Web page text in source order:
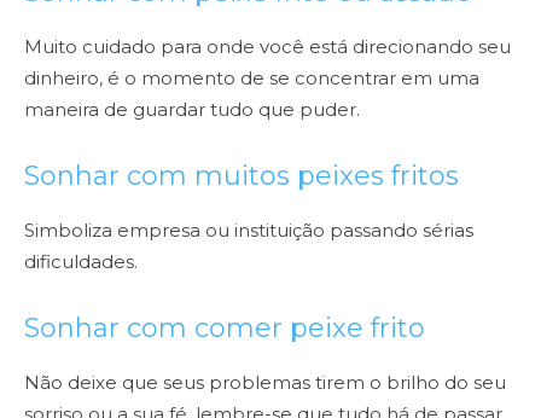
Muito cuidado para onde você está direcionando seu
dinheiro, é o momento de se concentrar em uma
maneira de guardar tudo que puder.
Sonhar com muitos peixes fritos
Simboliza empresa ou instituição passando sérias
dificuldades.
Sonhar com comer peixe frito
Não deixe que seus problemas tirem o brilho do seu